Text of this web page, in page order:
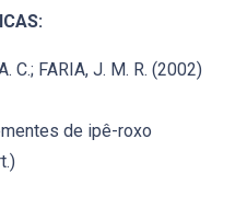
C.; FARIA, J. M. R. (2002)
de ipê-roxo